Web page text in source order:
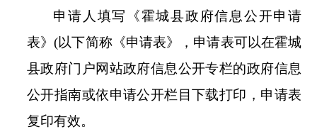
申请人填写《霍城县政府信息公开申请
表》(以下简称《申请表》，申请表可以在霍城
县政府门户网站政府信息公开专栏的政府信息
公开指南或依申请公开栏目下载打印，申请表
复印有效。